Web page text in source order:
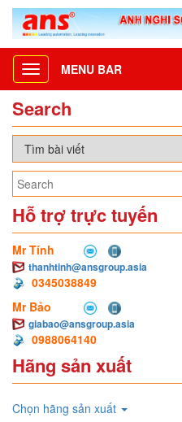
Toggle
navigation
MENU BAR
Search
Hỗ trợ trực tuyến
Mr Tính
thanhtinh@ansgroup.asia
0345038849
Mr Bảo
giabao@ansgroup.asia
0988064140
Hãng sản xuất
Chọn hãng sản xuất